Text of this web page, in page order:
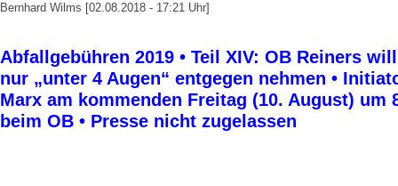
Bernhard Wilms [02.08.2018 - 17:21 Uhr]
Abfallgebühren 2019 • Teil XIV: OB Reiners
nur „unter 4 Augen“ entgegen nehmen •
Marx am kommenden Freitag (10. August) um
beim OB • Presse nicht zugelassen